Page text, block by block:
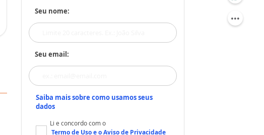
Seu nome:
Seu email:
Saiba mais sobre como usamos seus
dados
Li e concordo com o
Termo de Usoe oAviso de Privacidade